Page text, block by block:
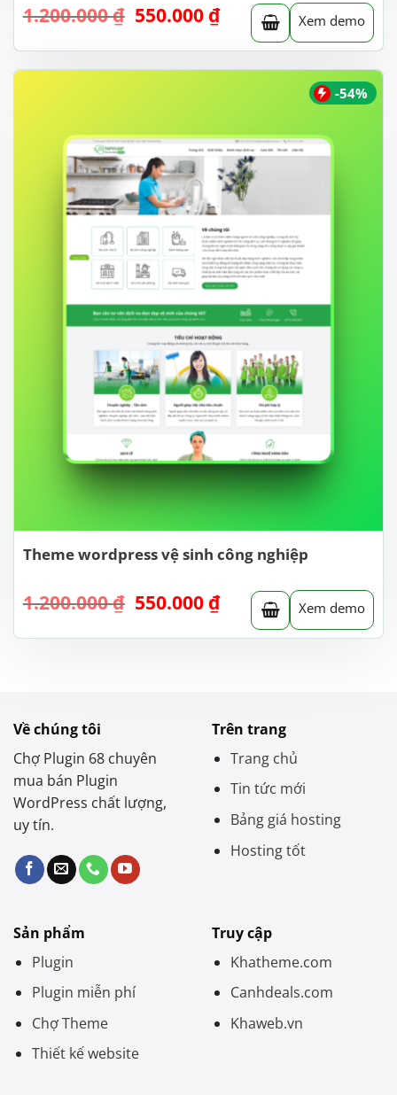
1.200.000₫ Giá
là:
1.200.000 ₫.
550.000 ₫Giá
hiện
tại
là:
Xem demo
-54%
Theme wordpress vệ sinh công nghiệp
1.200.000₫ Giá
là:
550.000 ₫Giá
hiện
tại
Xem demo
Về chúng tôi
Chợ Plugin 68 chuyên
mua bán Plugin
WordPress chất lượng,
uy tín.
Trên trang
Trang chủ
Tin tức mới
Bảng giá hosting
Hosting tốt
Sản phẩm
Plugin
Plugin miễn phí
Chợ Theme
Thiết kế website
Truy cập
Khatheme.com
Canhdeals.com
Khaweb.vn